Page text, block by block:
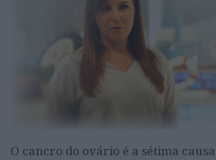
O cancro do ovário é a sétima